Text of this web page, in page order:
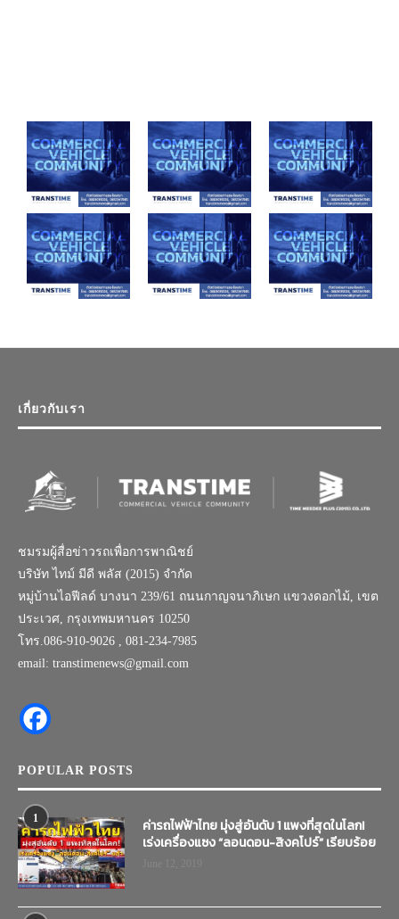
เกี่ยวกับเรา
ชมรมผู้สื่อข่าวรถเพื่อการพาณิชย์
บริษัท ไทม์ มีดี พลัส (2015) จำกัด
หมู่บ้านไอฟีลด์ บางนา 239/61 ถนนกาญจนาภิเษก แขวงดอกไม้, เขต
ประเวศ, กรุงเทพมหานคร 10250
โทร.086-910-9026 , 081-234-7985
email: transtimenews@gmail.com
POPULAR POSTS
1
ค่ารถไฟฟ้าไทย มุ่งสู่อันดับ 1 แพงที่สุดในโลก!
เร่งเครื่องแซง “ลอนดอน-สิงคโปร์” เรียบร้อย